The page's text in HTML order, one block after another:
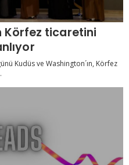
Körfez ticaretini
Kudüs ve Washington´ın, Körfez